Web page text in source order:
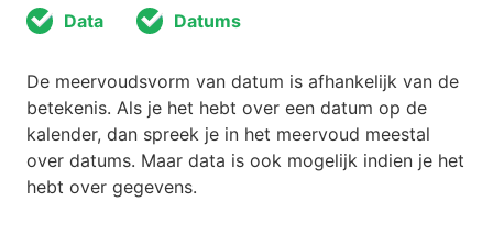
Data Datums
De meervoudsvorm van datum is afhankelijk van de
betekenis. Als je het hebt over een datum op de
kalender, dan spreek je in het meervoud meestal
over datums. Maar data is ook mogelijk indien je het
hebt over gegevens.